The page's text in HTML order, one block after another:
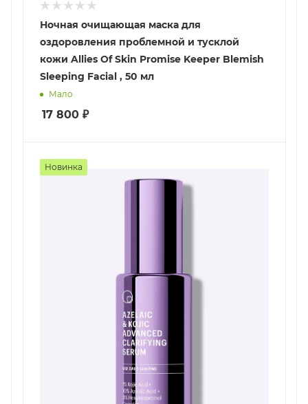
Ночная очищающая маска для
оздоровления проблемной и тусклой
кожи Allies Of Skin Promise Keeper Blemish
Sleeping Facial , 50 мл
Мало
17 800 ₽
Новинка